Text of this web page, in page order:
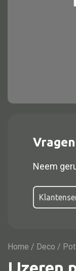
Alle kasten
Dressoir
Nachtkast
Vitrine
TV meubel
Neem
Home / Deco / Pot